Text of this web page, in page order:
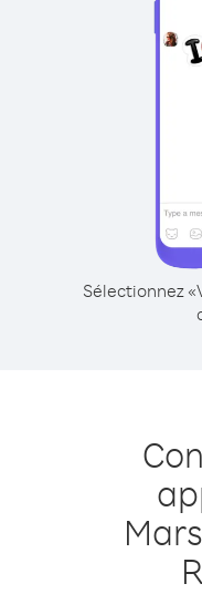
Sélectionnez